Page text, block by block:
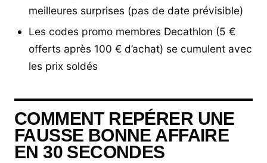
meilleures surprises (pas de date prévisible)
Les codes promo membres Decathlon (5 €
offerts après 100 € d’achat) se cumulent avec
les prix soldés
COMMENT REPÉRER UNE
FAUSSE BONNE AFFAIRE
EN 30 SECONDES